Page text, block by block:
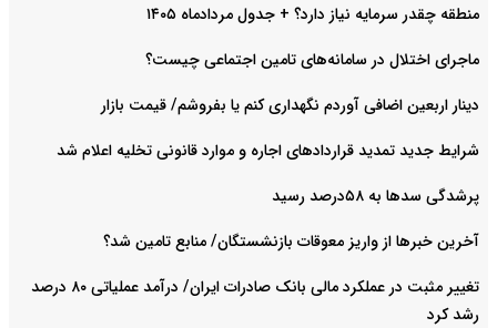
منطقه چقدر سرمایه نیاز دارد؟ + جدول مردادماه ۱۴۰۵
ماجرای اختلال در سامانه‌های تامین اجتماعی چیست؟
دینار اربعین اضافی آوردم نگهداری کنم یا بفروشم/ قیمت بازار
شرایط جدید تمدید قراردادهای اجاره و موارد قانونی تخلیه اعلام شد
پرشدگی سدها به ۵۸درصد رسید
آخرین خبرها از واریز معوقات بازنشستگان/ منابع تامین شد؟
تغییر مثبت در عملکرد مالی بانک صادرات ایران/ درآمد عملیاتی ۸۰ درصد
رشد کرد